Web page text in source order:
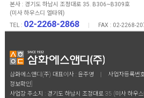
본사 : 경기도 하남시 조정대로 35. B306~B309호
(미사 하우스디 엘타워)
TEL : 02-2268-2868 FAX : 02-2268-
삼화에스앤디(주) 대표이사 : 윤주영 사업자등록번
정보확인]
사업장 주소지 : 경기도 하남시 조정대로 35 (미사 하우